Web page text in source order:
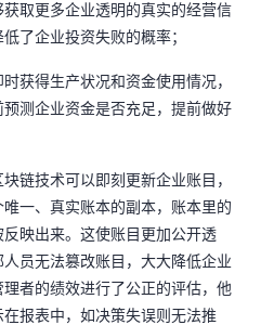
取更多企业透明的真实的经营信
了企业投资失败的概率；
获得生产状况和资金使用情况，
测企业资金是否充足，提前做好
块链技术可以即刻更新企业账目，
一、真实账本的副本，账本里的
映出来。这使账目更加公开透
员无法篡改账目 ，大大降低企业
者的绩效进行了公正的评估，他
报表中，如决策失误则无法推